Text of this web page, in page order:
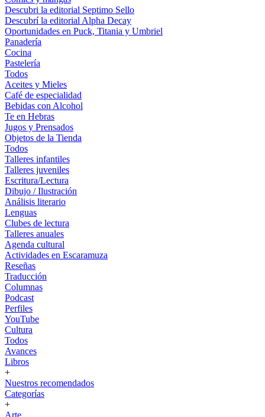
Descubri la editorial Septimo Sello
Descubrí la editorial Alpha Decay
Oportunidades en Puck, Titania y Umbriel
Panadería
Cocina
Pastelería
Todos
Aceites y Mieles
Café de especialidad
Bebidas con Alcohol
Te en Hebras
Jugos y Prensados
Objetos de la Tienda
Todos
Talleres infantiles
Talleres juveniles
Escritura/Lectura
Dibujo / Ilustración
Análisis literario
Lenguas
Clubes de lectura
Talleres anuales
Agenda cultural
Actividades en Escaramuza
Reseñas
Traducción
Columnas
Podcast
Perfiles
YouTube
Cultura
Todos
Avances
Libros
+
Nuestros recomendados
Categorías
+
Arte